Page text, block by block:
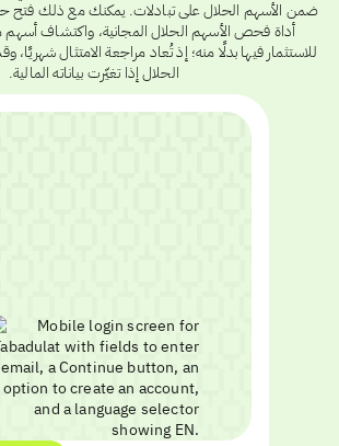
أداة فحص الأسهم الحلال المجانية، واكتشاف أسهم
للاستثمار فيها بدلًا منه؛ إذ تُعاد مراجعة الامتثال
الحلال إذا تغيّرت بياناته المالية.